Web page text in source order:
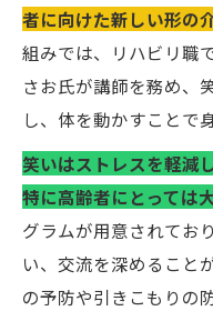
者に向けた新しい形の
組みでは、リハビリ職
さお氏が講師を務め、
し、体を動かすことで
笑いはストレスを軽減
特に高齢者にとっては
グラムが用意されてお
い、交流を深めること
の予防や引きこもりの